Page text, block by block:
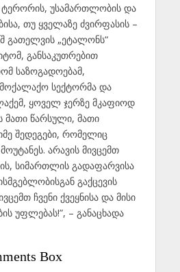
ტერორის, უსამართლობის და
თუ ყველაზე ძვირფასის –
გათელვის „ეტალონს“
განსაკუთრებით
საზოგადოებამ,
სექტორმა და
ყოველ ჯერზე მკაფიოდ
მათი წარსული, მათი
შედეგები, რომელიც
არავის მივცემთ
სიმართლის გადაფარვისა
გაქცევის
ჩვენი ქვეყნისა და მისი
უფლებას!”, – განაცხადა
Box